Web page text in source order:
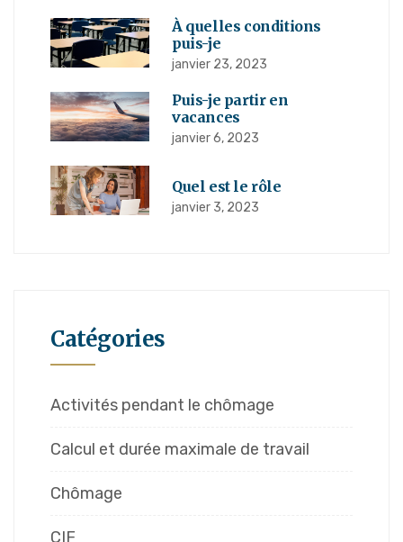
À quelles conditions
puis-je
janvier 23, 2023
Puis-je partir en
vacances
janvier 6, 2023
Quel est le rôle
janvier 3, 2023
Catégories
Activités pendant le chômage
Calcul et durée maximale de travail
Chômage
CIF